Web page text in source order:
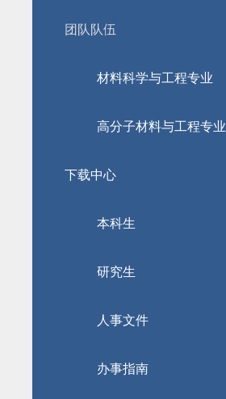
团队队伍
材料科学与工程专业
高分子材料与工程专业
下载中心
本科生
研究生
人事文件
办事指南